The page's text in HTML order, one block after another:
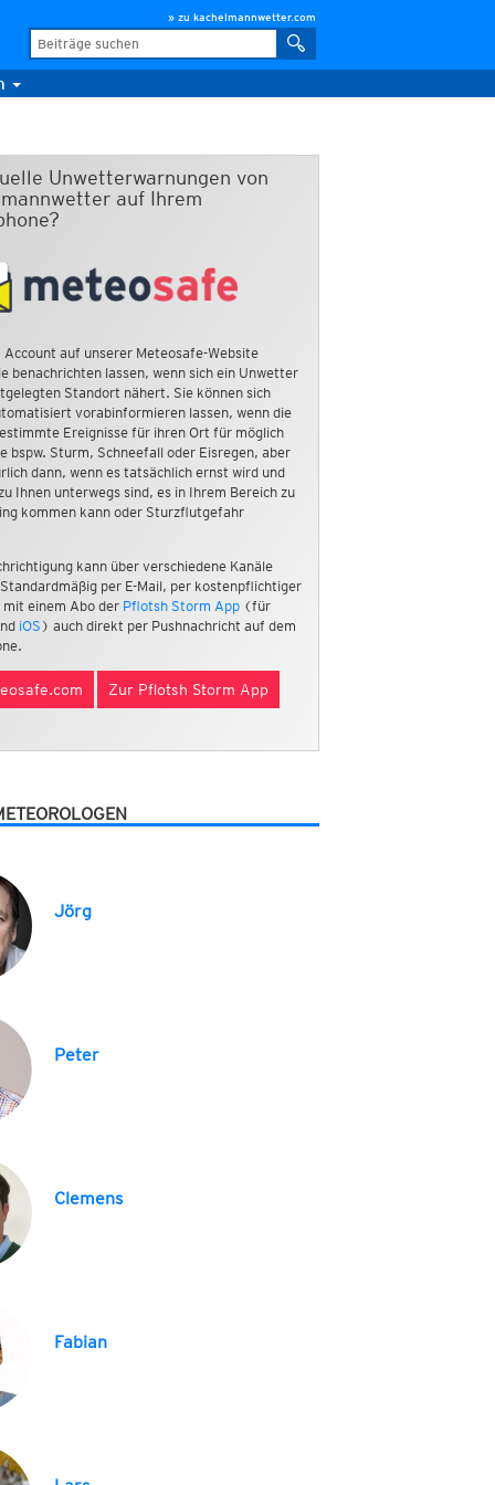
» zu kachelmannwetter.com
Unwetterwarnungen von
auf Ihrem
Account auf unserer Meteosafe-Website
benachrichten lassen, wenn sich ein Unwetter
Standort nähert. Sie können sich
vorabinformieren lassen, wenn die
Ereignisse für ihren Ort für möglich
bspw. Sturm, Schneefall oder Eisregen, aber
dann, wenn es tatsächlich ernst wird und
Ihnen unterwegs sind, es in Ihrem Bereich zu
kommen kann oder Sturzflutgefahr
kann über verschiedene Kanäle
per E-Mail, per kostenpflichtiger
mit einem Abo der Pflotsh Storm App(für
iOS ) auch direkt per Pushnachricht auf dem
Zur Pflotsh Storm App
Jörg
Peter
Clemens
Fabian